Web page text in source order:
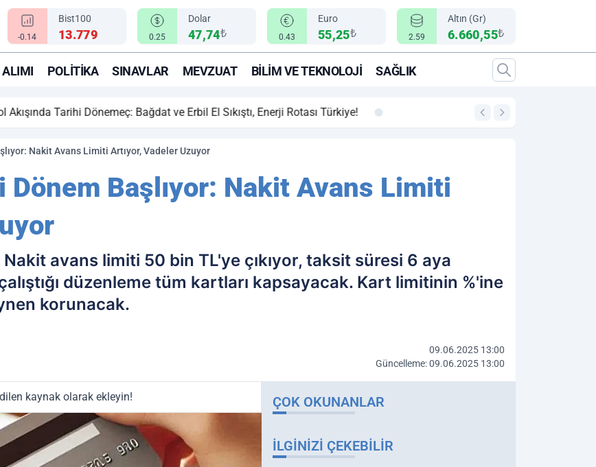
-0.14
Bist100
13.779 0.25
Dolar
47,74₺ 0.43
Euro
55,25₺ 2.59
Altın (Gr)
6.660,55₺
ALIMI POLITIKA SINAVLAR MEVZUAT BILIM VE TEKNOLOJI SAĞLIK
Bağdat ve Erbil El Sıkıştı, Enerji Rotası Türkiye! 00:12
Nakit Avans Limiti Artıyor, Vadeler Uzuyor
Dönem Başlıyor: Nakit Avans Limiti
avans limiti 50 bin TL'ye çıkıyor, taksit süresi 6 aya
düzenleme tüm kartları kapsayacak. Kart limitinin %'ine
korunacak.
09.06.2025 13:00
Güncelleme: 09.06.2025 13:00
kaynak olarak ekleyin! ÇOK OKUNANLAR
İLGINIZI ÇEKEBILIR